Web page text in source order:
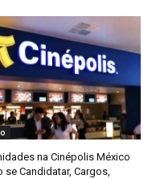
na Cinépolis México
se Candidatar, Cargos,